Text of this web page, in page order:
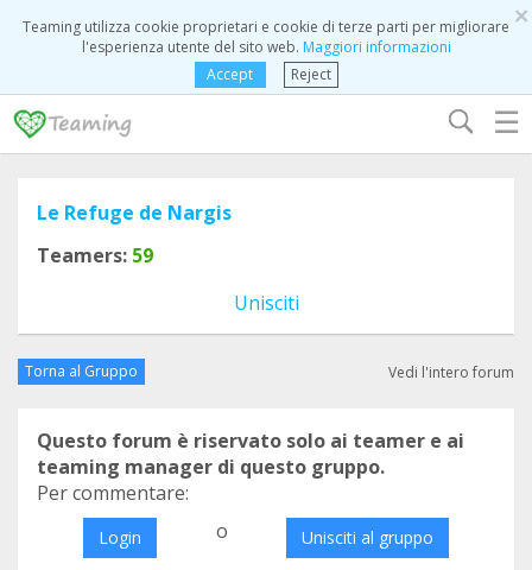
×
Teaming utilizza cookie proprietari e cookie di terze parti per migliorare
l'esperienza utente del sito web. Maggiori informazioni
Accept
Reject
☰
Le Refuge de Nargis
Teamers: 59
Unisciti
Torna al Gruppo Vedi l'intero forum
Questo forum è riservato solo ai teamer e ai
teaming manager di questo gruppo.
Per commentare:
Login o Unisciti al gruppo